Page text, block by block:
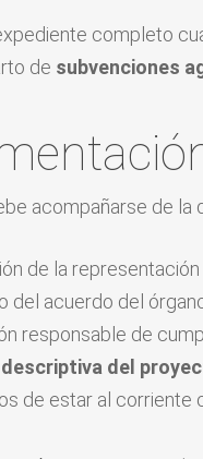
completo
de subvenciones
acompañarse de
de la
del acuerdo del
responsable de
del
de estar al corriente